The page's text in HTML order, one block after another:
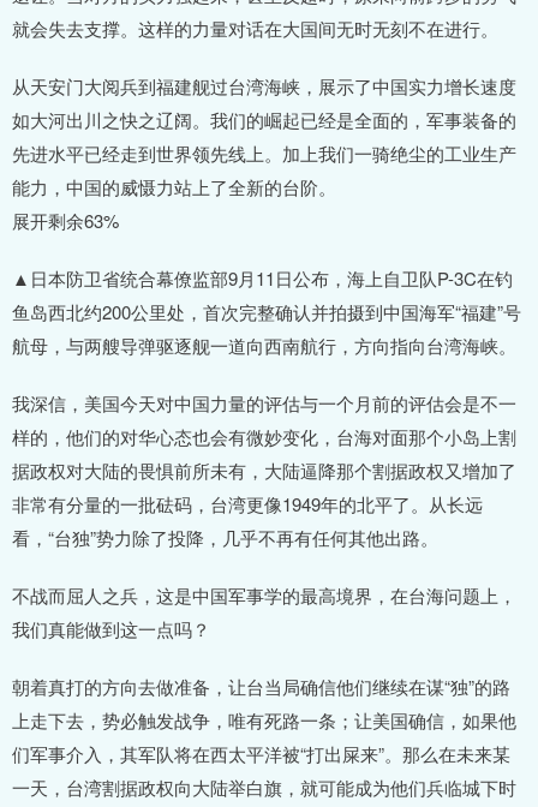
就会失去支撑。这样的力量对话在大国间无时无刻不在进行。
从天安门大阅兵到福建舰过台湾海峡，展示了中国实力增长速度
如大河出川之快之辽阔。我们的崛起已经是全面的，军事装备的
先进水平已经走到世界领先线上。加上我们一骑绝尘的工业生产
能力，中国的威慑力站上了全新的台阶。
展开剩余63%
▲日本防卫省统合幕僚监部9月11日公布，海上自卫队P-3C在钓
鱼岛西北约200公里处，首次完整确认并拍摄到中国海军“福建”号
航母，与两艘导弹驱逐舰一道向西南航行，方向指向台湾海峡。
我深信，美国今天对中国力量的评估与一个月前的评估会是不一
样的，他们的对华心态也会有微妙变化，台海对面那个小岛上割
据政权对大陆的畏惧前所未有，大陆逼降那个割据政权又增加了
非常有分量的一批砝码，台湾更像1949年的北平了。从长远
看，“台独”势力除了投降，几乎不再有任何其他出路。
不战而屈人之兵，这是中国军事学的最高境界，在台海问题上，
我们真能做到这一点吗？
朝着真打的方向去做准备，让台当局确信他们继续在谋“独”的路
上走下去，势必触发战争，唯有死路一条；让美国确信，如果他
们军事介入，其军队将在西太平洋被“打出屎来”。那么在未来某
一天，台湾割据政权向大陆举白旗，就可能成为他们兵临城下时